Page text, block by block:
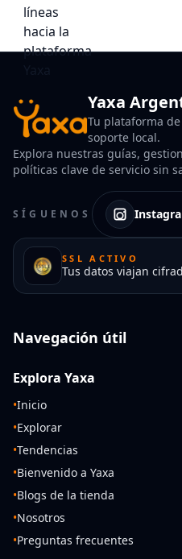
Yaxa
Tu plataforma
soporte local.
Explora nuestras guías,
políticas clave de servicio sin
SÍGUENOS
SSL ACTIVO
Tus datos viajan
Navegación útil
Explora Yaxa
•Inicio
•Explorar
•Tendencias
•Bienvenido a Yaxa
•Blogs de la tienda
•Nosotros
•Preguntas frecuentes